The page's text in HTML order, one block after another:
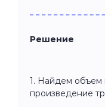
Решение
1. Найдем объем
произведение